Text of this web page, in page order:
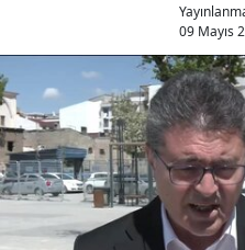
09 Mayıs